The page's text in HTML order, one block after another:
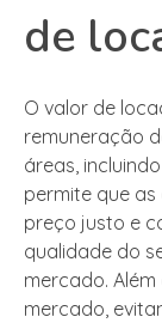
de
O valor de
remuneração
áreas,
permite que
preço justo e
qualidade do
mercado.
mercado,